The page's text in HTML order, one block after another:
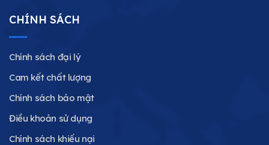
CHÍNH SÁCH
Chính sách đại lý
Cam kết chất lượng
Chính sách bảo mật
Điều khoản sử dụng
Chính sách khiếu nại